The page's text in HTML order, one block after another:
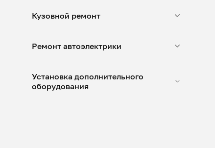
Кузовной ремонт
Ремонт автоэлектрики
Установка дополнительного
оборудования